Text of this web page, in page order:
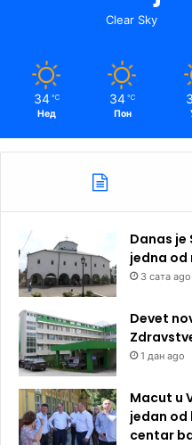
Clear Sky
34 ℃
Нед
34 ℃
Пон
Danas je
jedna
3 сата ago
Devet
1 дан ago
Macut u
jedan od
centar